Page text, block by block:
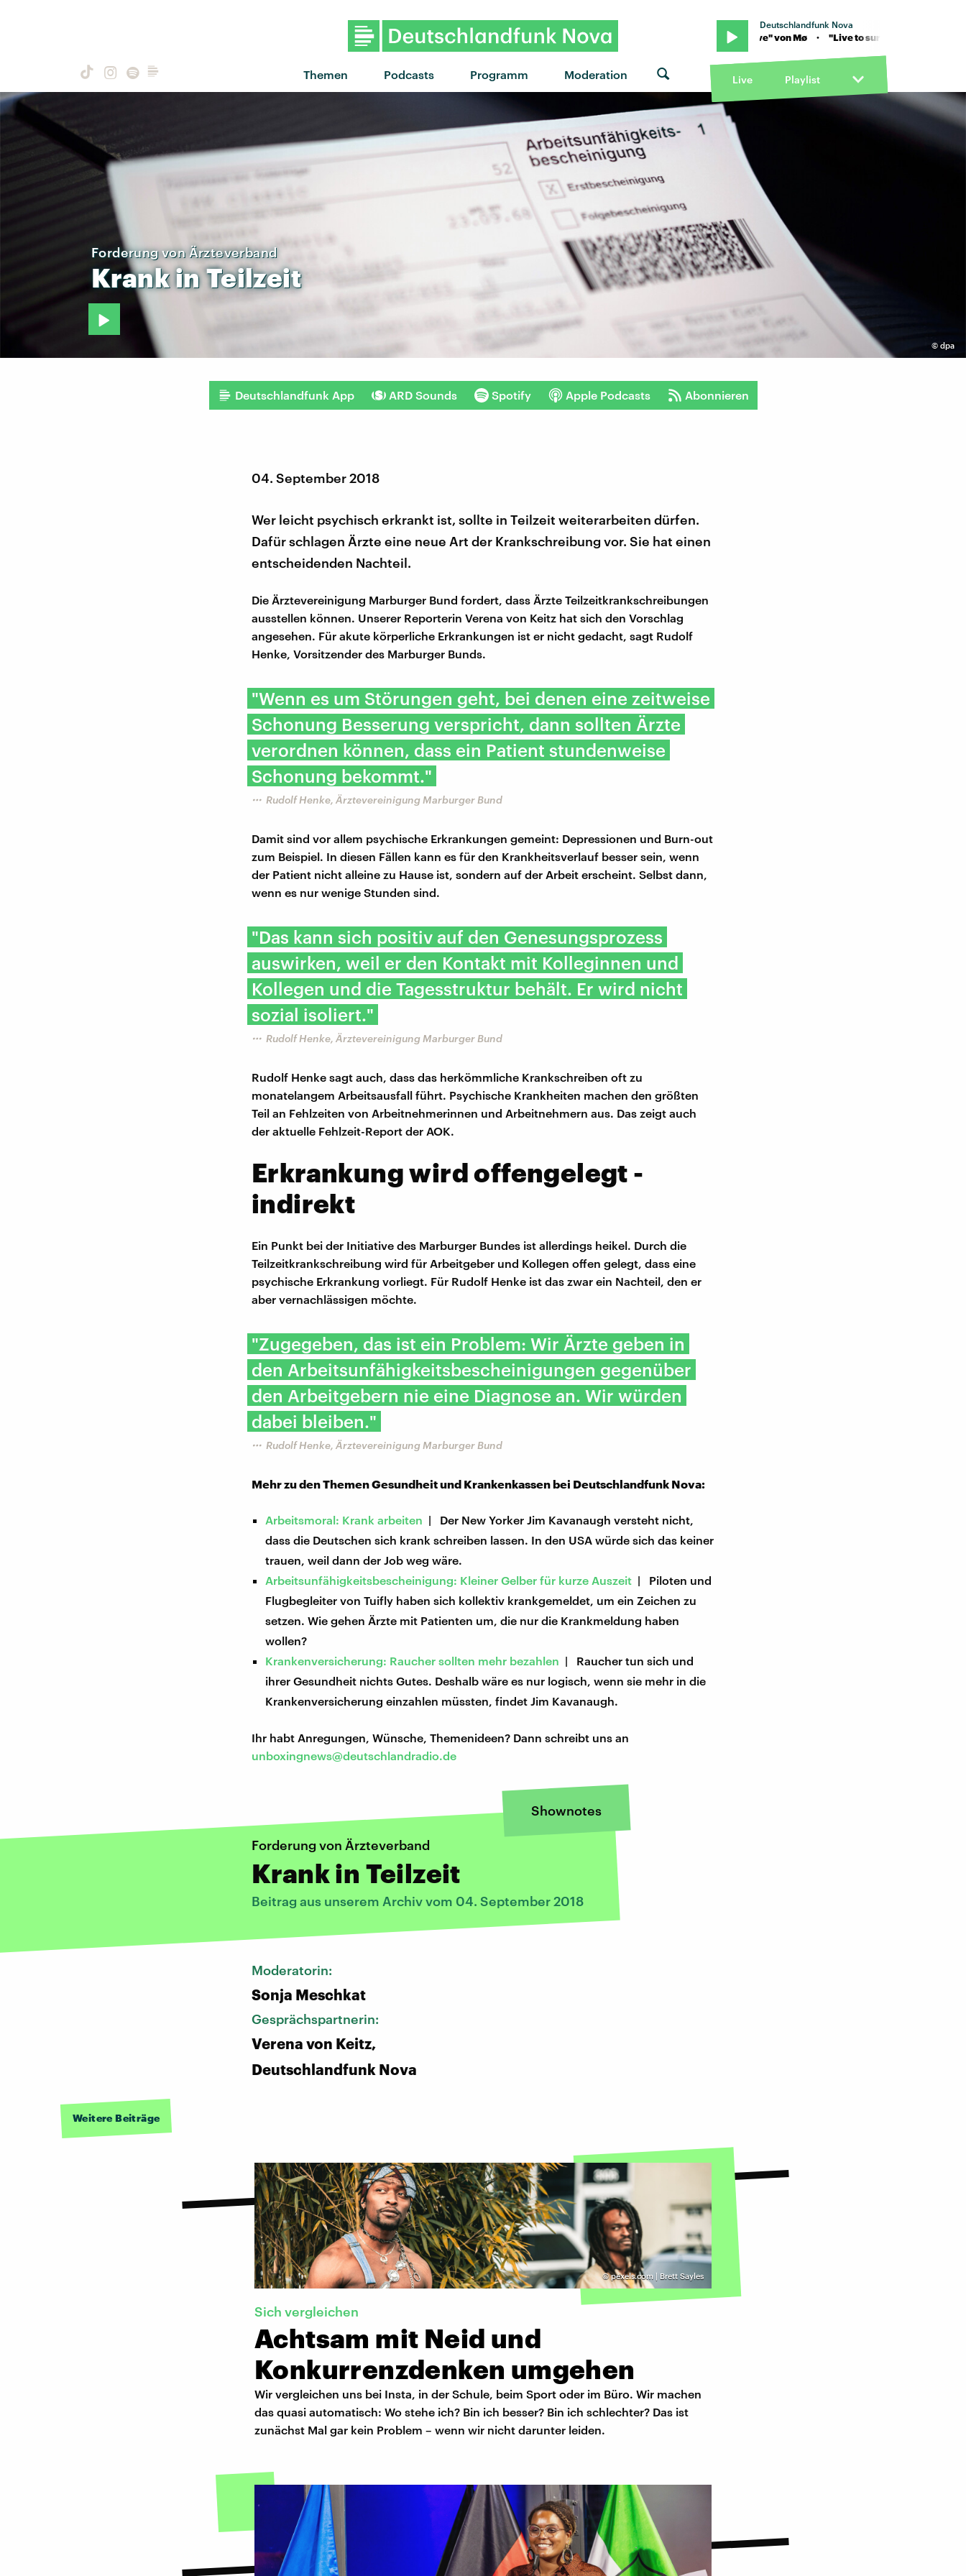
Themen Podcasts Programm Moderation
Deutschlandfunk Nova
"Live to survive" von Mø · "Live to survive" von Mø · "Live to survive" von Mø
Live Playlist
© dpa
Forderung von Ärzteverband
KrankinTeilzeit
Deutschlandfunk App ARD Sounds Spotify Apple Podcasts Abonnieren
04. September 2018
Wer leicht psychisch erkrankt ist, sollte in Teilzeit weiterarbeiten dürfen.
Dafür schlagen Ärzte eine neue Art der Krankschreibung vor. Sie hat einen
entscheidenden Nachteil.
Die Ärztevereinigung Marburger Bund fordert, dass Ärzte Teilzeitkrankschreibungen
ausstellen können. Unserer Reporterin Verena von Keitz hat sich den Vorschlag
angesehen. Für akute körperliche Erkrankungen ist er nicht gedacht, sagt Rudolf
Henke, Vorsitzender des Marburger Bunds.
"Wenn es um Störungen geht, bei denen eine zeitweise
Schonung Besserung verspricht, dann sollten Ärzte
verordnen können, dass ein Patient stundenweise
Schonung bekommt."
Rudolf Henke, Ärztevereinigung Marburger Bund
Damit sind vor allem psychische Erkrankungen gemeint: Depressionen und Burn-out
zum Beispiel. In diesen Fällen kann es für den Krankheitsverlauf besser sein, wenn
der Patient nicht alleine zu Hause ist, sondern auf der Arbeit erscheint. Selbst dann,
wenn es nur wenige Stunden sind.
"Das kann sich positiv auf den Genesungsprozess
auswirken, weil er den Kontakt mit Kolleginnen und
Kollegen und die Tagesstruktur behält. Er wird nicht
sozial isoliert."
Rudolf Henke, Ärztevereinigung Marburger Bund
Rudolf Henke sagt auch, dass das herkömmliche Krankschreiben oft zu
monatelangem Arbeitsausfall führt. Psychische Krankheiten machen den größten
Teil an Fehlzeiten von Arbeitnehmerinnen und Arbeitnehmern aus. Das zeigt auch
der aktuelle Fehlzeit-Report der AOK.
Erkrankung wird offengelegt -
indirekt
Ein Punkt bei der Initiative des Marburger Bundes ist allerdings heikel. Durch die
Teilzeitkrankschreibung wird für Arbeitgeber und Kollegen offen gelegt, dass eine
psychische Erkrankung vorliegt. Für Rudolf Henke ist das zwar ein Nachteil, den er
aber vernachlässigen möchte.
"Zugegeben, das ist ein Problem: Wir Ärzte geben in
den Arbeitsunfähigkeitsbescheinigungen gegenüber
den Arbeitgebern nie eine Diagnose an. Wir würden
dabei bleiben."
Rudolf Henke, Ärztevereinigung Marburger Bund
Mehr zu den Themen Gesundheit und Krankenkassen bei Deutschlandfunk Nova:
Arbeitsmoral: Krank arbeiten | Der New Yorker Jim Kavanaugh versteht nicht,
dass die Deutschen sich krank schreiben lassen. In den USA würde sich das keiner
trauen, weil dann der Job weg wäre.
Arbeitsunfähigkeitsbescheinigung: Kleiner Gelber für kurze Auszeit | Piloten und
Flugbegleiter von Tuifly haben sich kollektiv krankgemeldet, um ein Zeichen zu
setzen. Wie gehen Ärzte mit Patienten um, die nur die Krankmeldung haben
wollen?
Krankenversicherung: Raucher sollten mehr bezahlen | Raucher tun sich und
ihrer Gesundheit nichts Gutes. Deshalb wäre es nur logisch, wenn sie mehr in die
Krankenversicherung einzahlen müssten, findet Jim Kavanaugh.
Ihr habt Anregungen, Wünsche, Themenideen? Dann schreibt uns an
unboxingnews@deutschlandradio.de
Shownotes
Forderung von Ärzteverband
Krank in Teilzeit
Beitrag aus unserem Archiv vom 04. September 2018
Moderatorin:
Sonja Meschkat
Gesprächspartnerin:
Verena von Keitz,
Deutschlandfunk Nova
Weitere Beiträge
©pexels.com | Brett Sayles
Sich vergleichen
Achtsam mit Neid und
Konkurrenzdenken umgehen
Wir vergleichen uns bei Insta, in der Schule, beim Sport oder im Büro. Wir machen
das quasi automatisch: Wo stehe ich? Bin ich besser? Bin ich schlechter? Das ist
zunächst Mal gar kein Problem – wenn wir nicht darunter leiden.